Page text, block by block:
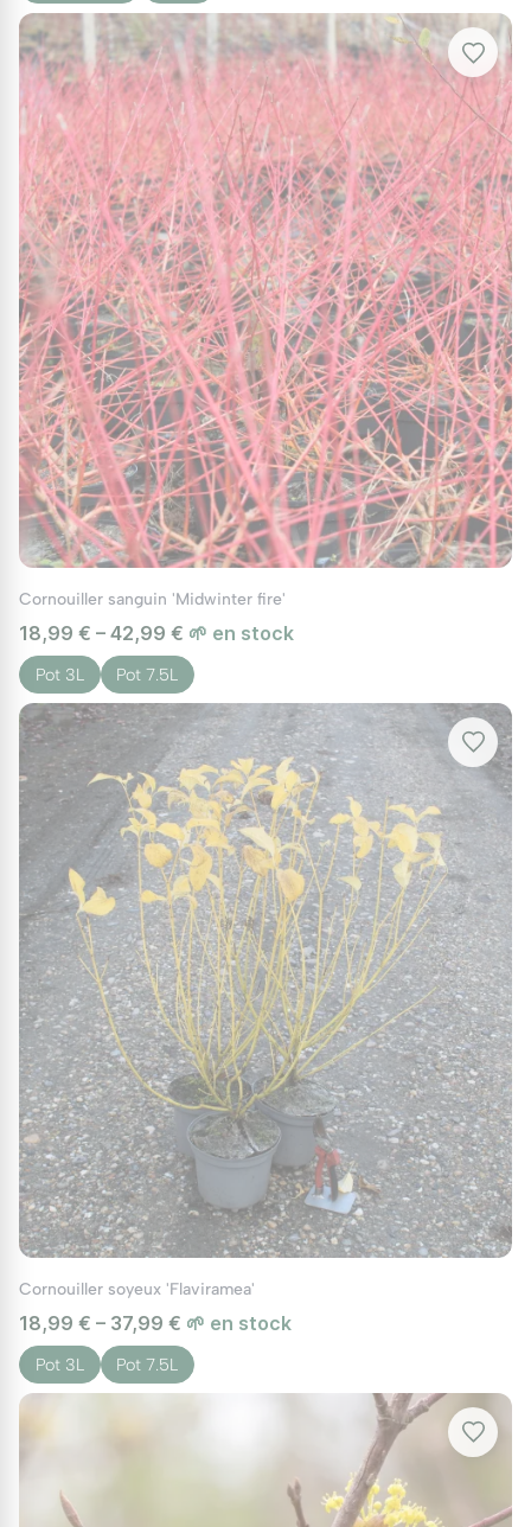
Cornouiller sanguin 'Midwinter fire'
18,99 € – 42,99 € 🌱 en stock
Pot 3L Pot 7.5L
Cornouiller soyeux 'Flaviramea'
18,99 € – 37,99 € 🌱 en stock
Pot 3L Pot 7.5L